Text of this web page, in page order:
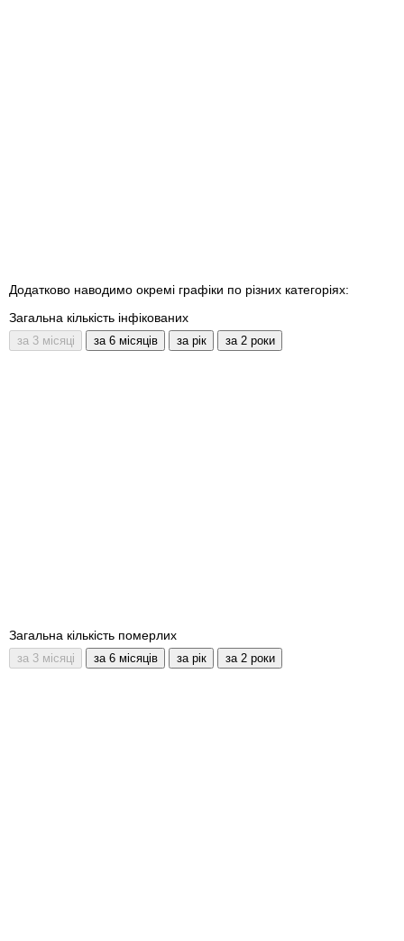
Додатково наводимо окремі графіки по різних категоріях:
Загальна кількість інфікованих
Загальна кількість померлих